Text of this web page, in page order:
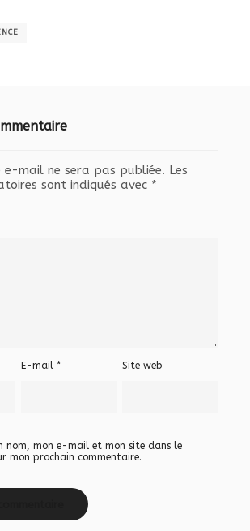
e-mail ne sera pas publiée. Les
sont indiqués avec *
E-mail* Site web
nom, mon e-mail et mon site dans le
mon prochain commentaire.